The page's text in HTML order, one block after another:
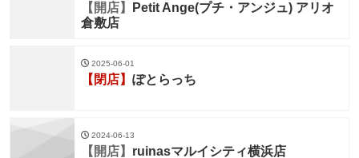
【開店】
Petit Ange(プチ・アンジュ) アリオ
倉敷店
2025-06-01
【閉店】 ぽとらっち
2024-06-13
【開店】 ruinasマルイシティ横浜店